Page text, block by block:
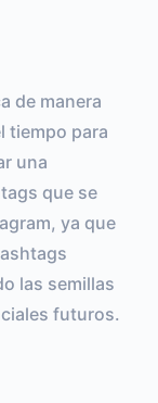
de manera
tiempo para
una
que se
ya que
las semillas
futuros.